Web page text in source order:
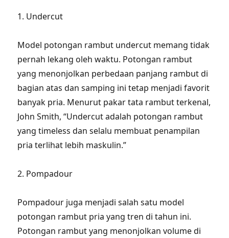
1. Undercut
Model potongan rambut undercut memang tidak
pernah lekang oleh waktu. Potongan rambut
yang menonjolkan perbedaan panjang rambut di
bagian atas dan samping ini tetap menjadi favorit
banyak pria. Menurut pakar tata rambut terkenal,
John Smith, “Undercut adalah potongan rambut
yang timeless dan selalu membuat penampilan
pria terlihat lebih maskulin.”
2. Pompadour
Pompadour juga menjadi salah satu model
potongan rambut pria yang tren di tahun ini.
Potongan rambut yang menonjolkan volume di